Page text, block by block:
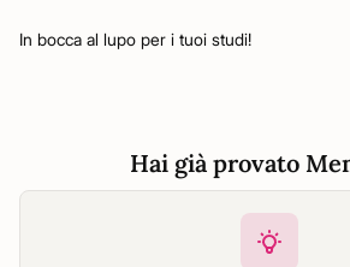
In bocca al lupo per i tuoi studi!
Hai già provato